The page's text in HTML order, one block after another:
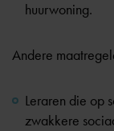
huurwoning.
Andere
Leraren die op
zwakkere